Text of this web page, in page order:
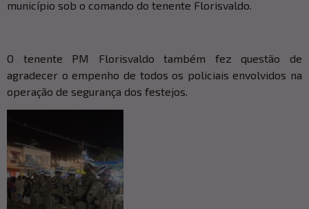
município sob o comando do tenente Florisvaldo.
O tenente PM Florisvaldo também fez questão de
agradecer o empenho de todos os policiais envolvidos na
operação de segurança dos festejos.